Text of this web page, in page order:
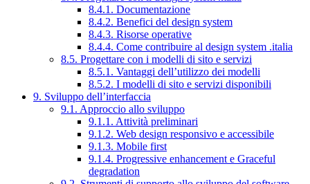
8.4.1. Documentazione
8.4.2. Benefici del design system
8.4.3. Risorse operative
8.4.4. Come contribuire al design system .italia
8.5. Progettare con i modelli di sito e servizi
8.5.1. Vantaggi dell’utilizzo dei modelli
8.5.2. I modelli di sito e servizi disponibili
9. Sviluppo dell’interfaccia
9.1. Approccio allo sviluppo
9.1.1. Attività preliminari
9.1.2. Web design responsivo e accessibile
9.1.3. Mobile first
9.1.4. Progressive enhancement e Graceful
degradation